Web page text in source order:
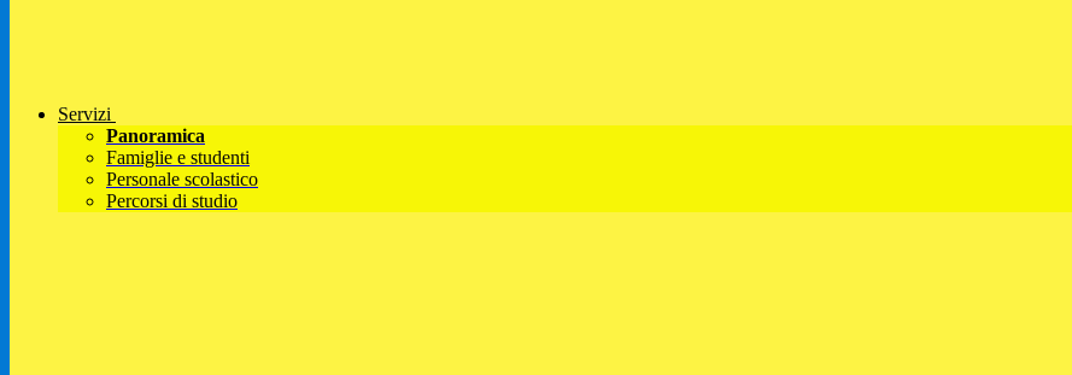
Servizi
Panoramica
Famiglie e studenti
Personale scolastico
Percorsi di studio